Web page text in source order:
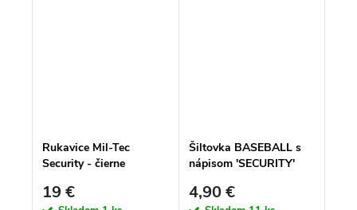
Rukavice Mil-Tec
Security - čierne
19 €
Šiltovka BASEBALL s
nápisom 'SECURITY'
4,90 €